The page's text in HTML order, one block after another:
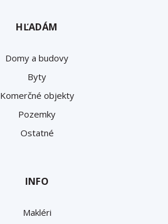
HĽADÁM
Domy a budovy
Byty
Komerčné objekty
Pozemky
Ostatné
INFO
Makléri